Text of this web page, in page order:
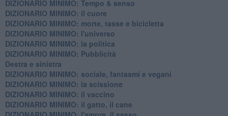
DIZIONARIO MINIMO: Tempo & senso
DIZIONARIO MINIMO: il cuore
DIZIONARIO MINIMO: morte, tasse e bicicletta
DIZIONARIO MINIMO: l'universo
DIZIONARIO MINIMO: la politica
DIZIONARIO MINIMO: Pubblicità
Destra e sinistra
DIZIONARIO MINIMO: sociale, fantasmi e vegani
DIZIONARIO MINIMO: la scissione
DIZIONARIO MINIMO: il vaccino
DIZIONARIO MINIMO: il gatto, il cane